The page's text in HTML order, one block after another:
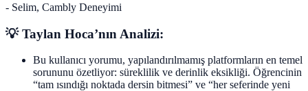
- Selim, Cambly Deneyimi
💡 Taylan Hoca’nın Analizi:
Bu kullanıcı yorumu, yapılandırılmamış platformların en temel
sorununu özetliyor: süreklilik ve derinlik eksikliği. Öğrencinin
“tam ısındığı noktada dersin bitmesi” ve “her seferinde yeni